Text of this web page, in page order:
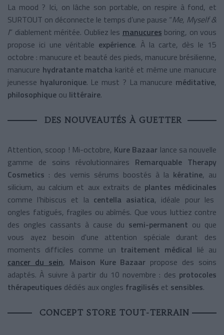
La mood ? Ici, on lâche son portable, on respire à fond, et
SURTOUT on déconnecte le temps d’une pause “Me, Myself &
I” diablement méritée. Oubliez les manucures boring, on vous
propose ici une véritable expérience. À la carte, dès le 15
octobre : manucure et beauté des pieds, manucure brésilienne,
manucure hydratante matcha karité et même une manucure
jeunesse hyaluronique. Le must ? La manucure méditative,
philosophique ou littéraire.
DES NOUVEAUTÉS À GUETTER
Attention, scoop ! Mi-octobre, Kure Bazaar lance sa nouvelle
gamme de soins révolutionnaires Remarquable Therapy
Cosmetics : des vernis sérums boostés à la kératine, au
silicium, au calcium et aux extraits de plantes médicinales
comme l’hibiscus et la centella asiatica, idéale pour les
ongles fatigués, fragiles ou abîmés. Que vous luttiez contre
des ongles cassants à cause du semi-permanent ou que
vous ayez besoin d'une attention spéciale durant des
moments difficiles comme un traitement médical lié au
cancer du sein, Maison Kure Bazaar propose des soins
adaptés. À suivre à partir du 10 novembre : des protocoles
thérapeutiques dédiés aux ongles fragilisés et sensibles.
CONCEPT STORE TOUT-TERRAIN